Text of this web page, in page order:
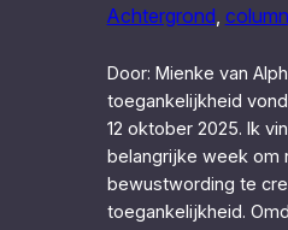
Achtergrond, column
Door: Mienke van
toegankelijkheid
12 oktober 2025. Ik
belangrijke week om
bewustwording te
toegankelijkheid.